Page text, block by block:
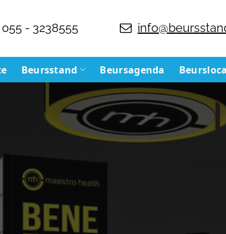
055 - 3238555
Beursstand Beursagenda